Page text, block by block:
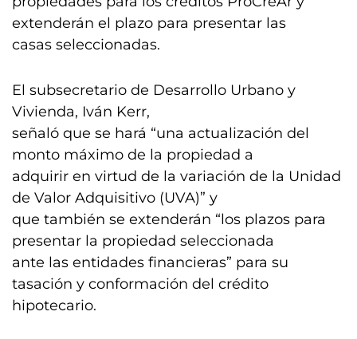
extenderán el plazo para presentar las
casas seleccionadas.
El subsecretario de Desarrollo Urbano y
Vivienda, Iván Kerr,
señaló que se hará “una actualización del
monto máximo de la propiedad a
adquirir en virtud de la variación de la Unidad
de Valor Adquisitivo (UVA)” y
que también se extenderán “los plazos para
presentar la propiedad seleccionada
ante las entidades financieras” para su
tasación y conformación del crédito
hipotecario.